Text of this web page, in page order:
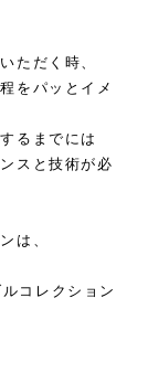
ただく時、
をパッとイメ
るまでには
スと技術が必
は、
コレクション